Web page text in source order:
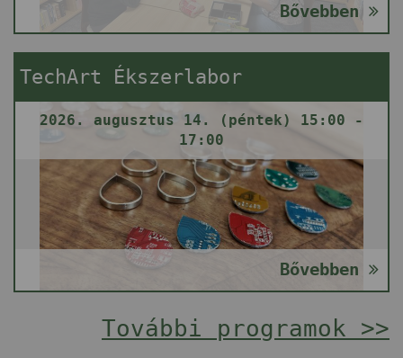
Bővebben
TechArt Ékszerlabor
2026. augusztus 14. (péntek) 15:00 -
17:00
Bővebben
További programok >>